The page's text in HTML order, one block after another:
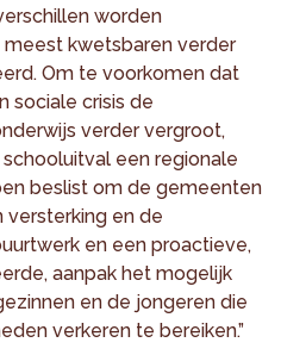
worden
kwetsbaren verder
Om te voorkomen dat
sociale crisis de
verder vergroot,
een regionale
beslist om de gemeenten
versterking en de
en een proactieve,
aanpak het mogelijk
en de jongeren die
verkeren te bereiken.”